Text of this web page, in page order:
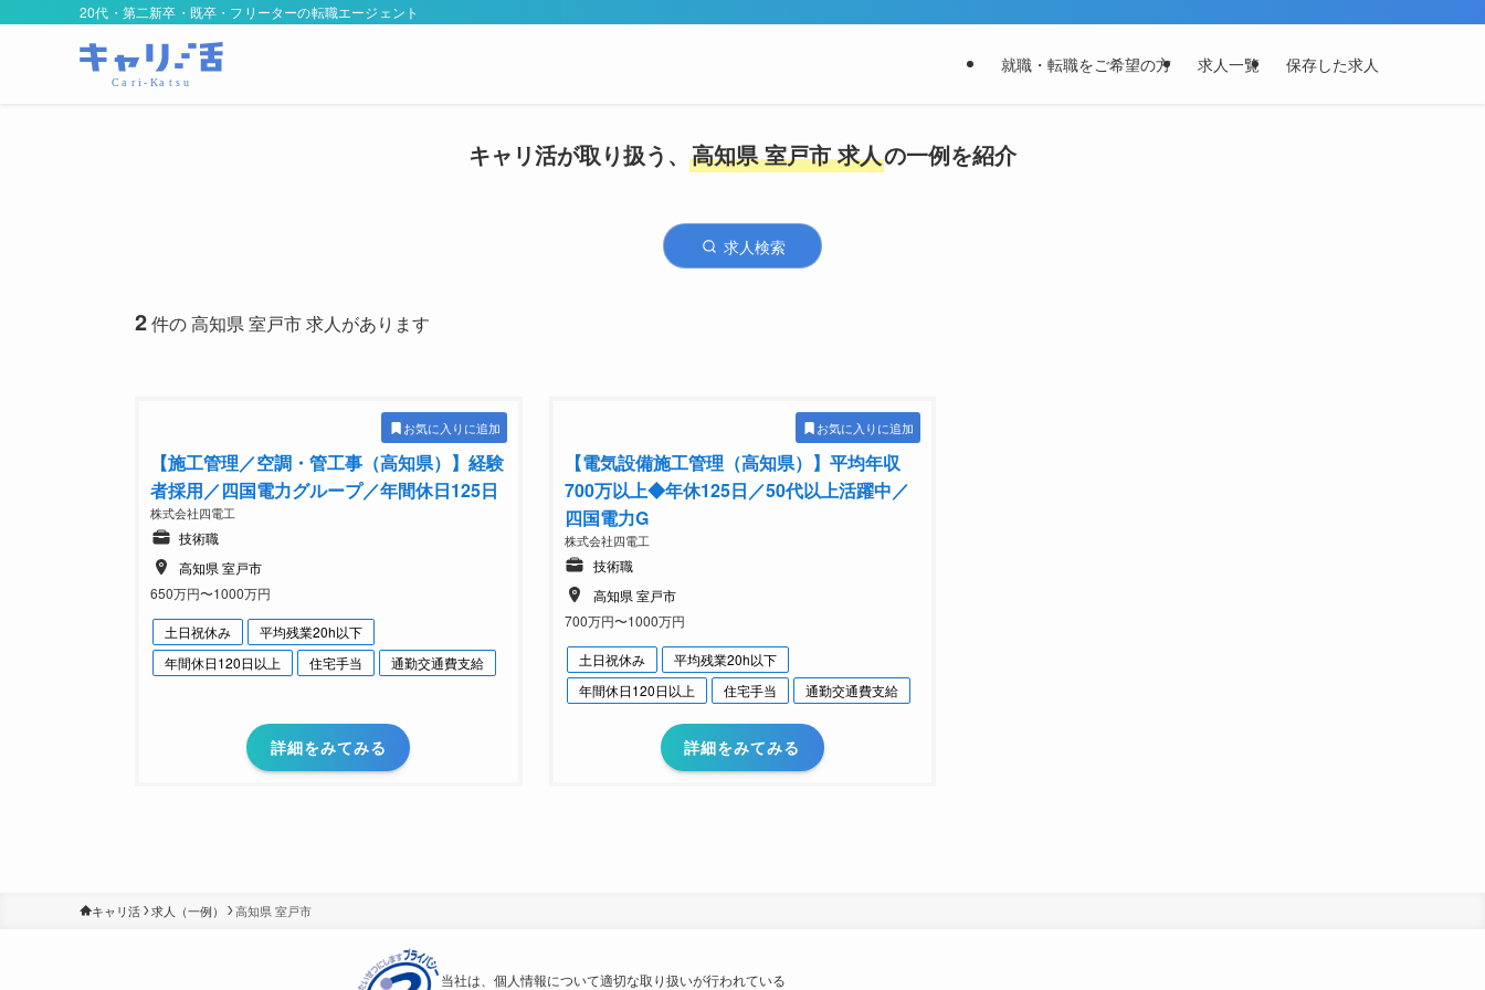
20代・第二新卒・既卒・フリーターの転職エージェント
就職・転職をご希望の方 求人一覧 保存した求人
キャリ活が取り扱う、 高知県 室戸市 求人の一例を紹介
求人検索
2件の 高知県 室戸市 求人があります
お気に入りに追加
【施工管理／空調・管工事（高知県）】経験
者採用／四国電力グループ／年間休日125日
株式会社四電工
技術職
高知県 室戸市
650万円〜1000万円
土日祝休み
平均残業20h以下
年間休日120日以上
住宅手当 通勤交通費支給
詳細をみてみる
お気に入りに追加
【電気設備施工管理（高知県）】平均年収
700万以上◆年休125日／50代以上活躍中／
四国電力G
株式会社四電工
技術職
高知県 室戸市
700万円〜1000万円
土日祝休み
平均残業20h以下
年間休日120日以上
住宅手当 通勤交通費支給
詳細をみてみる
キャリ活 求人（一例） 高知県 室戸市
当社は、個人情報について適切な取り扱いが行われている